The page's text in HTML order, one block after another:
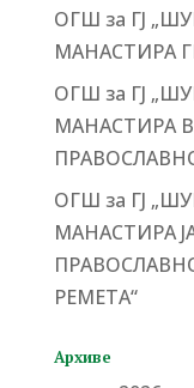
ОГШ за ГЈ
МАНАСТИРА
ОГШ за ГЈ
МАНАСТИРА
ОГШ за ГЈ
МАНАСТИРА
РЕМЕТА“
Архиве